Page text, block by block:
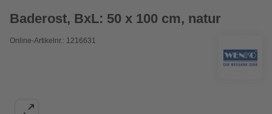
Baderost, BxL: 50 x 100 cm, natur
Online-Artikelnr.: 1216631